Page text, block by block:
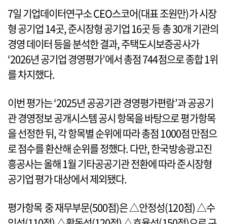
7일 기업데이터연구소 CEO스코어(대표 조원만)가 시장
형 공기업 14곳, 준시장형 공기업 16곳 등 총 30개 기관의
경영 데이터 등을 분석한 결과, 주택도시보증공사가
‘2026년 공기업 경영평가’에서 총점 744점으로 종합 1위
를 차지했다.
이번 평가는 ‘2025년 공공기관 경영평가편람’과 공공기
관 경영정보 공개시스템 공시 항목을 바탕으로 평가항목
을 선정한 뒤, 각 항목별 순위에 따라 총점 1000점 만점으
로 점수를 환산해 순위를 정했다. 다만, 한국방송광고진
흥공사는 올해 1월 기타공공기관 전환에 따라 준시장형
공기업 평가 대상에서 제외됐다.
평가항목 중 재무부문(500점)은 △안정성(120점) △수